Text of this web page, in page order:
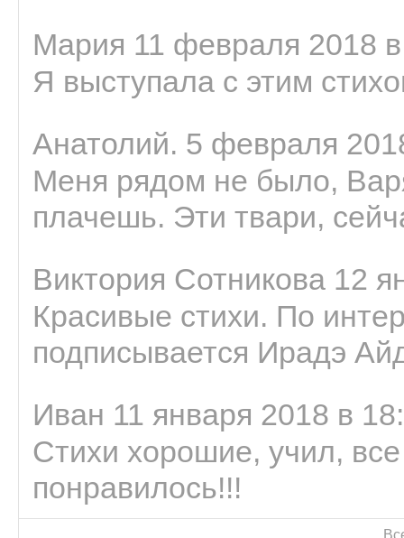
Мария 11 февраля 2018
Я выступала с этим
Анатолий. 5 февраля
Меня рядом не было,
плачешь. Эти твари,
Виктория Сотникова 12
Красивые стихи. По
подписывается Ирадэ
Иван 11 января 2018 в
Стихи хорошие, учил,
понравилось!!!